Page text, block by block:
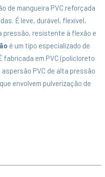
de mangueira PVC reforçada
É leve, durável, flexível,
pressão, resistente à flexão e
é um tipo especializado de
em PVC (policloreto
PVC de alta pressão
envolvem pulverização de